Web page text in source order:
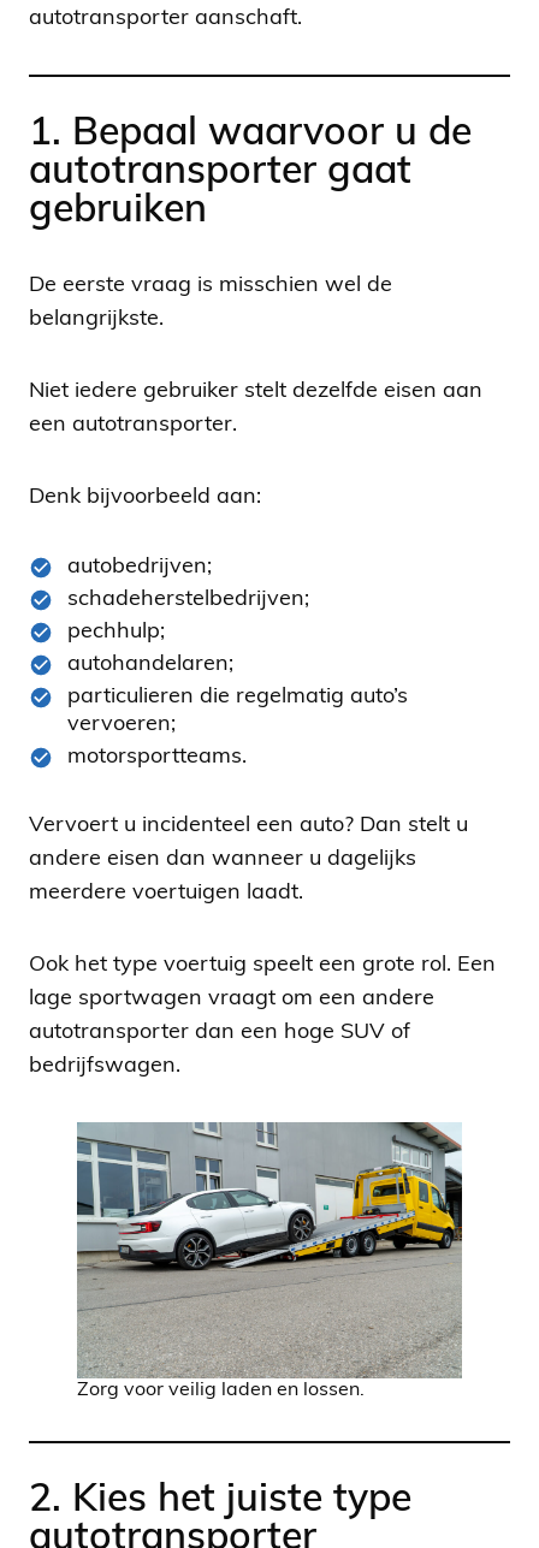
autotransporter aanschaft.
1. Bepaal waarvoor u de
autotransporter gaat
gebruiken
De eerste vraag is misschien wel de
belangrijkste.
Niet iedere gebruiker stelt dezelfde eisen aan
een autotransporter.
Denk bijvoorbeeld aan:
autobedrijven;
schadeherstelbedrijven;
pechhulp;
autohandelaren;
particulieren die regelmatig auto’s
vervoeren;
motorsportteams.
Vervoert u incidenteel een auto? Dan stelt u
andere eisen dan wanneer u dagelijks
meerdere voertuigen laadt.
Ook het type voertuig speelt een grote rol. Een
lage sportwagen vraagt om een andere
autotransporter dan een hoge SUV of
bedrijfswagen.
Zorg voor veilig laden en lossen.
2. Kies het juiste type
autotransporter